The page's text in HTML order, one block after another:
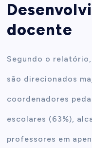
docente
Segundo o
são direcionados
coordenadores
escolares (63%),
professores em